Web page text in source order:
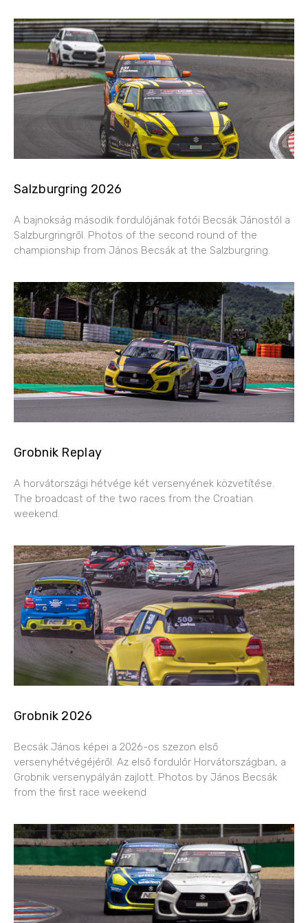
Salzburgring 2026
A bajnokság második fordulójának fotói Becsák Jánostól a
Salzburgringről. Photos of the second round of the
championship from János Becsák at the Salzburgring.
Grobnik Replay
A horvátországi hétvége két versenyének közvetítése.
The broadcast of the two races from the Croatian
weekend.
Grobnik 2026
Becsák János képei a 2026-os szezon első
versenyhétvégéjéről. Az első fordulór Horvátországban, a
Grobnik versenypályán zajlott. Photos by János Becsák
from the first race weekend